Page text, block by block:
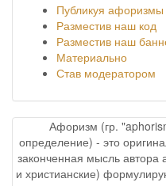
Публикуя афоризмы
Разместив наш код
Разместив наш
Материально
Став модератором
Афоризм (гр.
определение) - это
законченная мысль
и христианские)